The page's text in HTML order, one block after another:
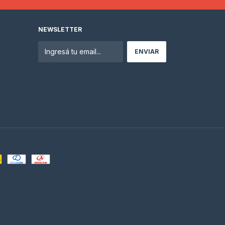
NEWSLETTER